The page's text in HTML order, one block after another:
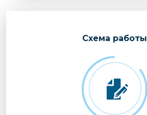
Cхема работы